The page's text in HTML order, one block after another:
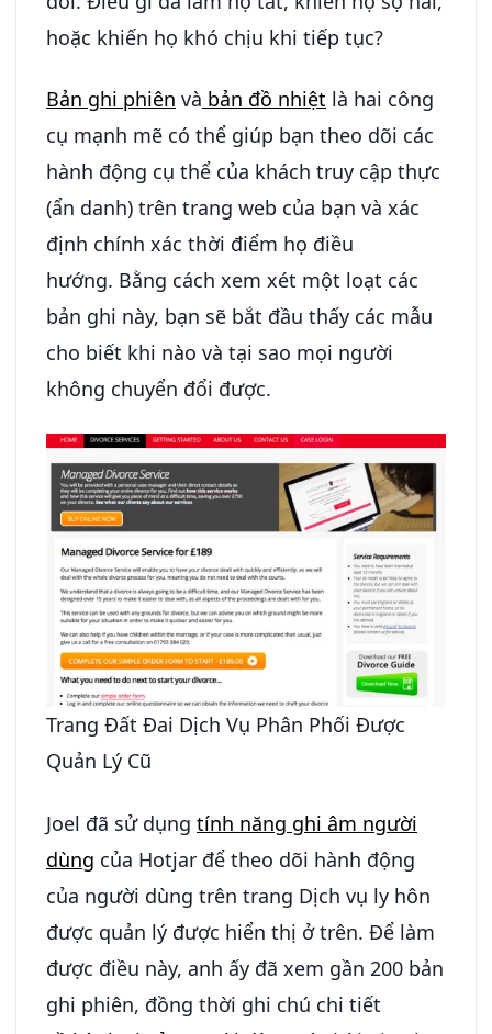
hoặc khiến họ khó chịu khi tiếp tục?
Bản ghi phiên và bản đồ nhiệt là hai công
cụ mạnh mẽ có thể giúp bạn theo dõi các
hành động cụ thể của khách truy cập thực
(ẩn danh) trên trang web của bạn và xác
định chính xác thời điểm họ điều
hướng. Bằng cách xem xét một loạt các
bản ghi này, bạn sẽ bắt đầu thấy các mẫu
cho biết khi nào và tại sao mọi người
không chuyển đổi được.
Trang Đất Đai Dịch Vụ Phân Phối Được
Quản Lý Cũ
Joel đã sử dụng tính năng ghi âm người
dùng của Hotjar để theo dõi hành động
của người dùng trên trang Dịch vụ ly hôn
được quản lý được hiển thị ở trên. Để làm
được điều này, anh ấy đã xem gần 200 bản
ghi phiên, đồng thời ghi chú chi tiết